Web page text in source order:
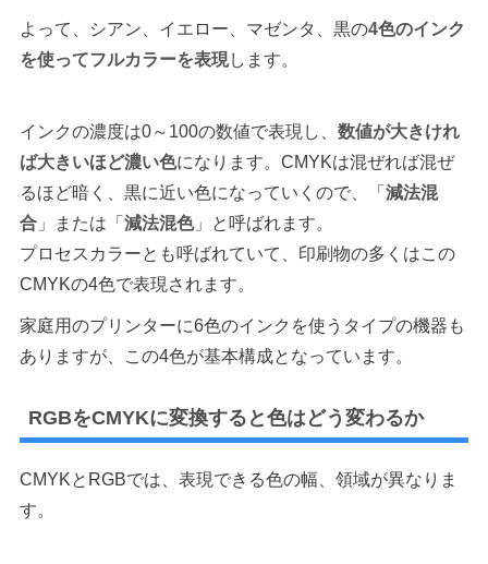
よって、シアン、イエロー、マゼンタ、黒の4色のインク
を使ってフルカラーを表現します。
インクの濃度は0～100の数値で表現し、 数値が大きけれ
ば大きいほど濃い色になります。CMYKは混ぜれば混ぜ
るほど暗く、黒に近い色になっていくので、「 減法混
合」または「 減法混色」と呼ばれます。
プロセスカラーとも呼ばれていて、印刷物の多くはこの
CMYKの4色で表現されます。
家庭用のプリンターに6色のインクを使うタイプの機器も
ありますが、この4色が基本構成となっています。
RGBをCMYKに変換すると色はどう変わるか
CMYKとRGBでは、表現できる色の幅、領域が異なりま
す。